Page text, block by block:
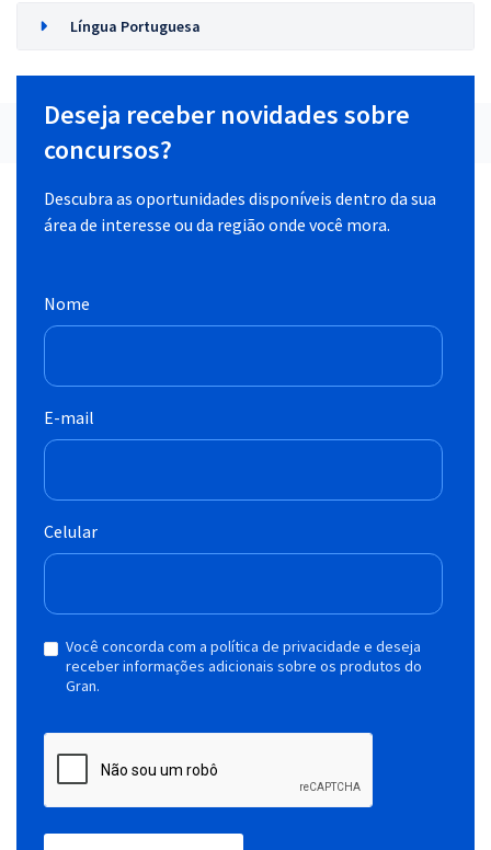
Língua Portuguesa
Deseja receber novidades sobre
concursos?
Descubra as oportunidades disponíveis dentro da sua
área de interesse ou da região onde você mora.
Nome
E-mail
Celular
Você concorda com a política de privacidade e deseja
receber informações adicionais sobre os produtos do
Gran.